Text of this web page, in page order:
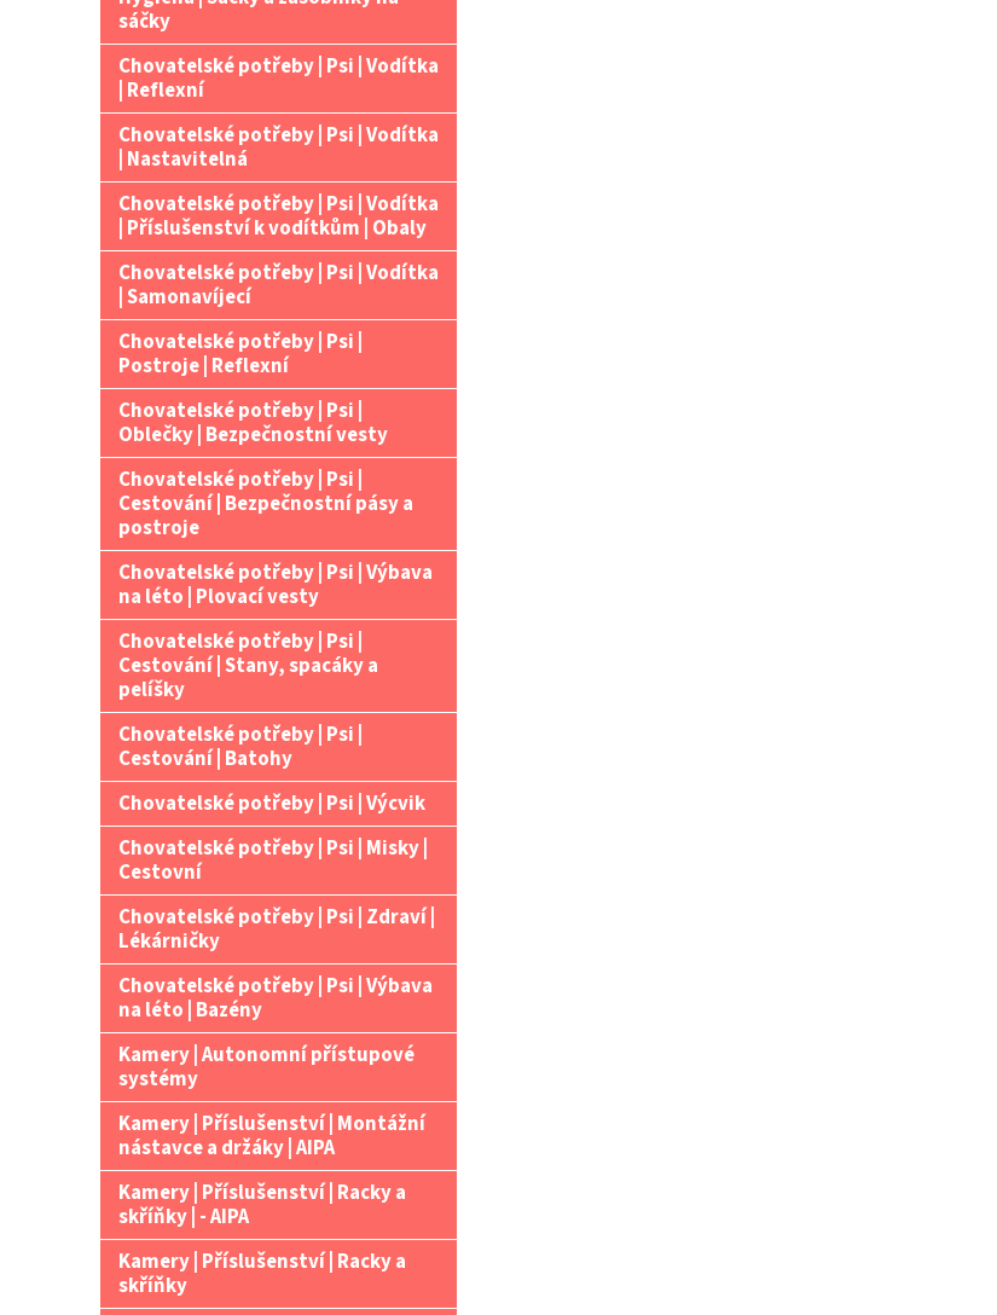
e
sáčky
Chovatelské potřeby | Psi | Vodítka
| Reflexní
Chovatelské potřeby | Psi | Vodítka
| Nastavitelná
Chovatelské potřeby | Psi | Vodítka
| Příslušenství k vodítkům | Obaly
Chovatelské potřeby | Psi | Vodítka
| Samonavíjecí
Chovatelské potřeby | Psi |
Postroje | Reflexní
Chovatelské potřeby | Psi |
Oblečky | Bezpečnostní vesty
Chovatelské potřeby | Psi |
Cestování | Bezpečnostní pásy a
postroje
Chovatelské potřeby | Psi | Výbava
na léto | Plovací vesty
Chovatelské potřeby | Psi |
Cestování | Stany, spacáky a
pelíšky
Chovatelské potřeby | Psi |
Cestování | Batohy
Chovatelské potřeby | Psi | Výcvik
Chovatelské potřeby | Psi | Misky |
Cestovní
Chovatelské potřeby | Psi | Zdraví |
Lékárničky
Chovatelské potřeby | Psi | Výbava
na léto | Bazény
Kamery | Autonomní přístupové
systémy
Kamery | Příslušenství | Montážní
nástavce a držáky | AIPA
Kamery | Příslušenství | Racky a
skříňky | - AIPA
Kamery | Příslušenství | Racky a
skříňky